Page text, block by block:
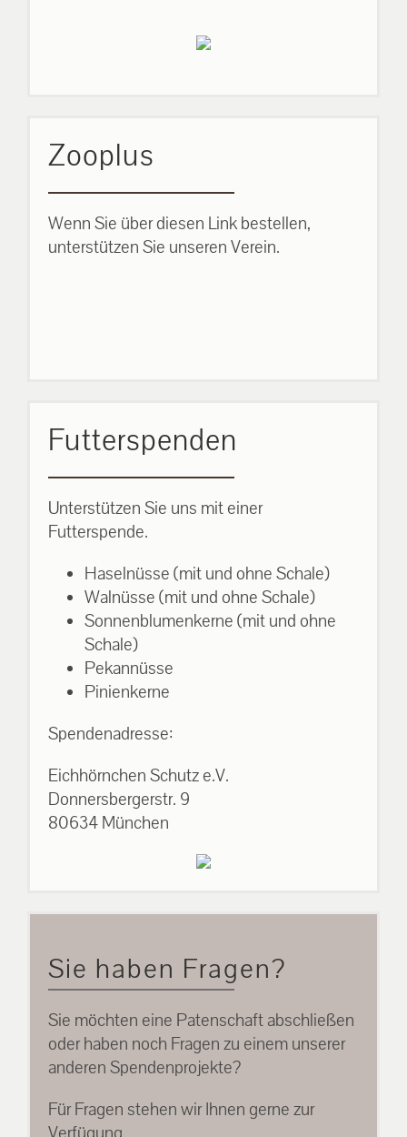
Zooplus
Wenn Sie über diesen Link bestellen,
unterstützen Sie unseren Verein.
Futterspenden
Unterstützen Sie uns mit einer
Futterspende.
Haselnüsse (mit und ohne Schale)
Walnüsse (mit und ohne Schale)
Sonnenblumenkerne (mit und ohne
Schale)
Pekannüsse
Pinienkerne
Spendenadresse:
Eichhörnchen Schutz e.V.
Donnersbergerstr. 9
80634 München
Sie haben Fragen?
Sie möchten eine Patenschaft abschließen
oder haben noch Fragen zu einem unserer
anderen Spendenprojekte?
Für Fragen stehen wir Ihnen gerne zur